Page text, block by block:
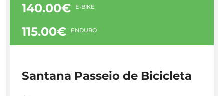
140.00€ E-BIKE
115.00€ ENDURO
Santana Passeio de Bicicleta